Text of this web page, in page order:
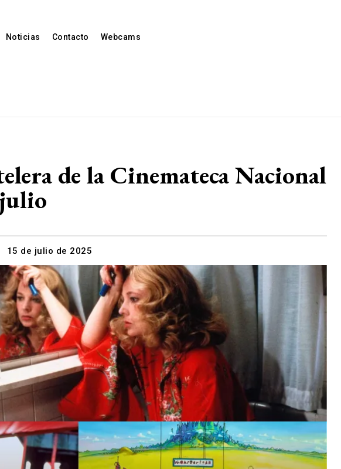
Noticias Contacto Webcams
de la Cinemateca Nacional
15 de julio de 2025